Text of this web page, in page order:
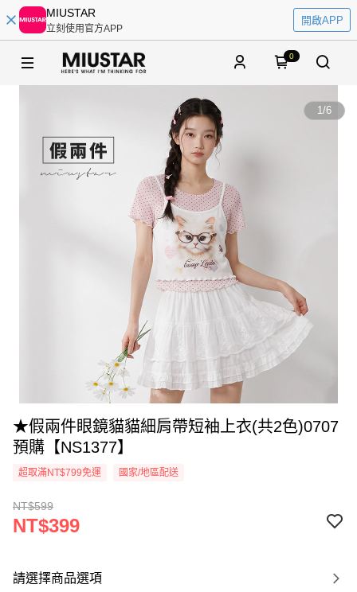
MIUSTAR
立刻使用官方APP
開啟APP
0
1/6
★假兩件眼鏡貓貓細肩帶短袖上衣(共2色)0707
預購【NS1377】
超取滿NT$799免運 國家/地區配送
NT$599
NT$399
請選擇商品選項